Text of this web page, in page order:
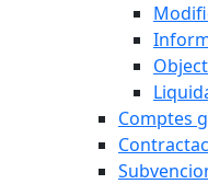
Comptes